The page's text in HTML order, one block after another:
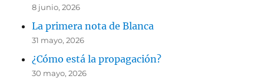
8 junio, 2026
La primera nota de Blanca
31 mayo, 2026
¿Cómo está la propagación?
30 mayo, 2026